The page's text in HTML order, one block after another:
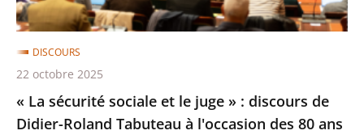
:
discours
de
Didier-
Roland
Tabuteau
« La sécurité sociale et le juge » : discours de
Didier-Roland Tabuteau à l'occasion des 80 ans
DISCOURS
22 octobre 2025